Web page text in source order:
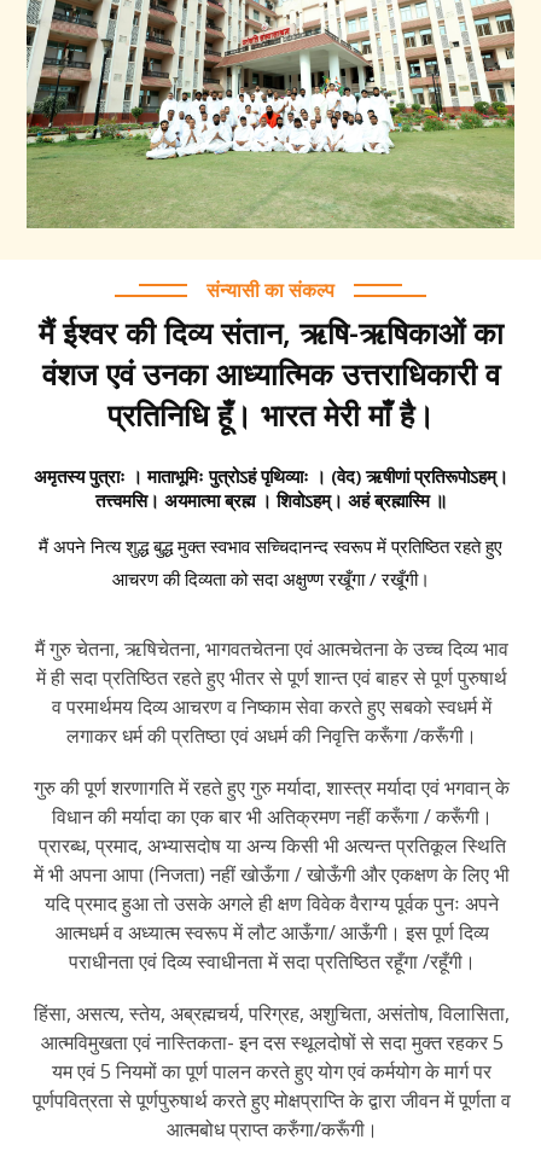
संन्यासी का संकल्प
मैं ईश्वर की दिव्य संतान, ऋषि-ऋषिकाओं का
वंशज एवं उनका आध्यात्मिक उत्तराधिकारी व
प्रतिनिधि हूँ। भारत मेरी माँ है।
अमृतस्य पुत्राः । माताभूमिः पुत्रोऽहं पृथिव्याः । (वेद) ऋषीणां प्रतिरूपोऽहम्।
तत्त्वमसि। अयमात्मा ब्रह्म । शिवोऽहम्। अहं ब्रह्मास्मि ॥
मैं अपने नित्य शुद्ध बुद्ध मुक्त स्वभाव सच्चिदानन्द स्वरूप में प्रतिष्ठित रहते हुए
आचरण की दिव्यता को सदा अक्षुण्ण रखूँगा / रखूँगी।
मैं गुरु चेतना, ऋषिचेतना, भागवतचेतना एवं आत्मचेतना के उच्च दिव्य भाव
में ही सदा प्रतिष्ठित रहते हुए भीतर से पूर्ण शान्त एवं बाहर से पूर्ण पुरुषार्थ
व परमार्थमय दिव्य आचरण व निष्काम सेवा करते हुए सबको स्वधर्म में
लगाकर धर्म की प्रतिष्ठा एवं अधर्म की निवृत्ति करूँगा /करूँगी।
गुरु की पूर्ण शरणागति में रहते हुए गुरु मर्यादा, शास्त्र मर्यादा एवं भगवान् के
विधान की मर्यादा का एक बार भी अतिक्रमण नहीं करूँगा / करूँगी।
प्रारब्ध, प्रमाद, अभ्यासदोष या अन्य किसी भी अत्यन्त प्रतिकूल स्थिति
में भी अपना आपा (निजता) नहीं खोऊँगा / खोऊँगी और एकक्षण के लिए भी
यदि प्रमाद हुआ तो उसके अगले ही क्षण विवेक वैराग्य पूर्वक पुनः अपने
आत्मधर्म व अध्यात्म स्वरूप में लौट आऊँगा/ आऊँगी। इस पूर्ण दिव्य
पराधीनता एवं दिव्य स्वाधीनता में सदा प्रतिष्ठित रहूँगा /रहूँगी।
हिंसा, असत्य, स्तेय, अब्रह्मचर्य, परिग्रह, अशुचिता, असंतोष, विलासिता,
आत्मविमुखता एवं नास्तिकता- इन दस स्थूलदोषों से सदा मुक्त रहकर 5
यम एवं 5 नियमों का पूर्ण पालन करते हुए योग एवं कर्मयोग के मार्ग पर
पूर्णपवित्रता से पूर्णपुरुषार्थ करते हुए मोक्षप्राप्ति के द्वारा जीवन में पूर्णता व
आत्मबोध प्राप्त करुँगा/करूँगी।